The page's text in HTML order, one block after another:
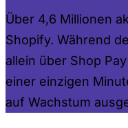
Über 4,6 Millionen
Shopify. Während
allein über Shop
einer einzigen
auf Wachstum